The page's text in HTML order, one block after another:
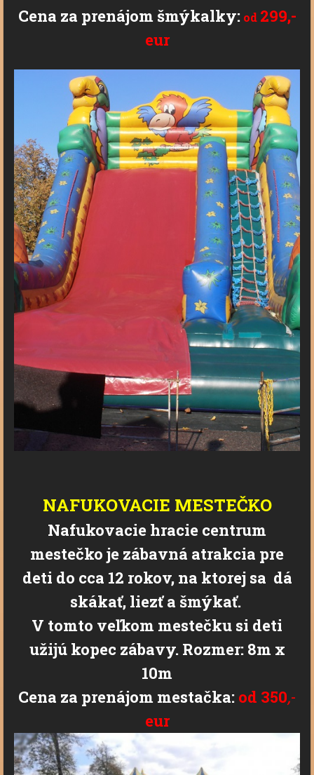
Cena za prenájom šmýkalky: od 299,-
eur
NAFUKOVACIE MESTEČKO
Nafukovacie hracie centrum
mestečko je zábavná atrakcia pre
deti do cca 12 rokov, na ktorej sa dá
skákať, liezť a šmýkať.
V tomto veľkom mestečku si deti
užijú kopec zábavy. Rozmer: 8m x
10m
Cena za prenájom mestačka: od 350,-
eur